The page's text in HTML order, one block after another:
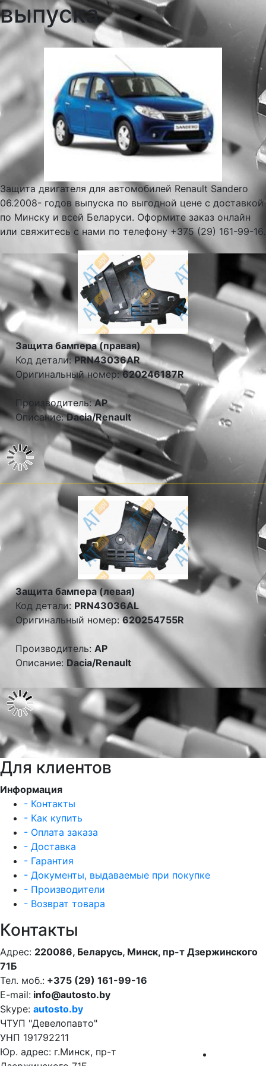
выпуска
Защита двигателя для автомобилей Renault Sandero
06.2008- годов выпуска по выгодной цене с доставкой
по Минску и всей Беларуси. Оформите заказ онлайн
или свяжитесь с нами по телефону +375 (29) 161-99-16.
Защита бампера (правая)
Код детали:PRN43036AR
Оригинальный номер:620246187R
Производитель:AP
Описание:Dacia/Renault
Защита бампера (левая)
Код детали: PRN43036AL
Оригинальный номер:620254755R
Производитель: AP
Описание: Dacia/Renault
Для клиентов
Информация
- Контакты
- Как купить
- Оплата заказа
- Доставка
- Гарантия
- Документы, выдаваемые при покупке
- Производители
- Возврат товара
Контакты
Адрес: 220086, Беларусь, Минск, пр-т Дзержинского
71Б
Тел. моб.: +375 (29) 161-99-16
E-mail: info@autosto.by
Skype: autosto.by
ЧТУП "Девелопавто"
УНП 191792211
Юр. адрес: г.Минск, пр-т